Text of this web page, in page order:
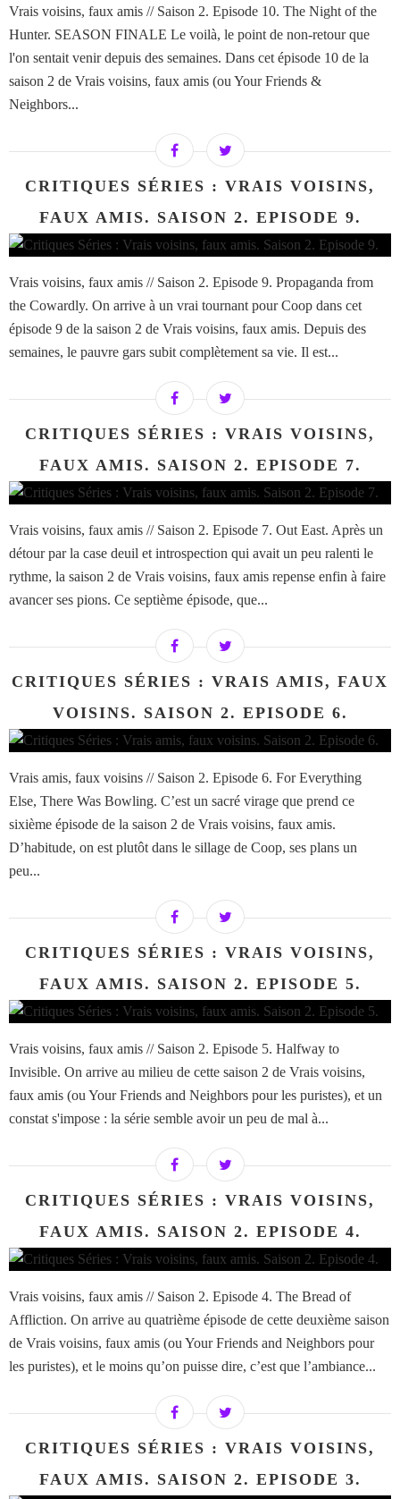
Vrais voisins, faux amis // Saison 2. Episode 10. The Night of the
Hunter. SEASON FINALE Le voilà, le point de non-retour que
l'on sentait venir depuis des semaines. Dans cet épisode 10 de la
saison 2 de Vrais voisins, faux amis (ou Your Friends &
Neighbors...
CRITIQUES SÉRIES : VRAIS VOISINS,
FAUX AMIS. SAISON 2. EPISODE 9.
Vrais voisins, faux amis // Saison 2. Episode 9. Propaganda from
the Cowardly. On arrive à un vrai tournant pour Coop dans cet
épisode 9 de la saison 2 de Vrais voisins, faux amis. Depuis des
semaines, le pauvre gars subit complètement sa vie. Il est...
CRITIQUES SÉRIES : VRAIS VOISINS,
FAUX AMIS. SAISON 2. EPISODE 7.
Vrais voisins, faux amis // Saison 2. Episode 7. Out East. Après un
détour par la case deuil et introspection qui avait un peu ralenti le
rythme, la saison 2 de Vrais voisins, faux amis repense enfin à faire
avancer ses pions. Ce septième épisode, que...
CRITIQUES SÉRIES : VRAIS AMIS, FAUX
VOISINS. SAISON 2. EPISODE 6.
Vrais amis, faux voisins // Saison 2. Episode 6. For Everything
Else, There Was Bowling. C’est un sacré virage que prend ce
sixième épisode de la saison 2 de Vrais voisins, faux amis.
D’habitude, on est plutôt dans le sillage de Coop, ses plans un
peu...
CRITIQUES SÉRIES : VRAIS VOISINS,
FAUX AMIS. SAISON 2. EPISODE 5.
Vrais voisins, faux amis // Saison 2. Episode 5. Halfway to
Invisible. On arrive au milieu de cette saison 2 de Vrais voisins,
faux amis (ou Your Friends and Neighbors pour les puristes), et un
constat s'impose : la série semble avoir un peu de mal à...
CRITIQUES SÉRIES : VRAIS VOISINS,
FAUX AMIS. SAISON 2. EPISODE 4.
Vrais voisins, faux amis // Saison 2. Episode 4. The Bread of
Affliction. On arrive au quatrième épisode de cette deuxième saison
de Vrais voisins, faux amis (ou Your Friends and Neighbors pour
les puristes), et le moins qu’on puisse dire, c’est que l’ambiance...
CRITIQUES SÉRIES : VRAIS VOISINS,
FAUX AMIS. SAISON 2. EPISODE 3.